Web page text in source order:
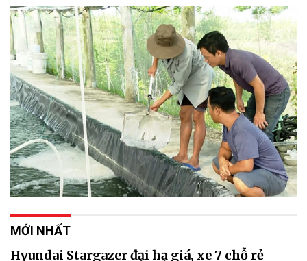
MỚI NHẤT
Hyundai Stargazer đại hạ giá, xe 7 chỗ rẻ